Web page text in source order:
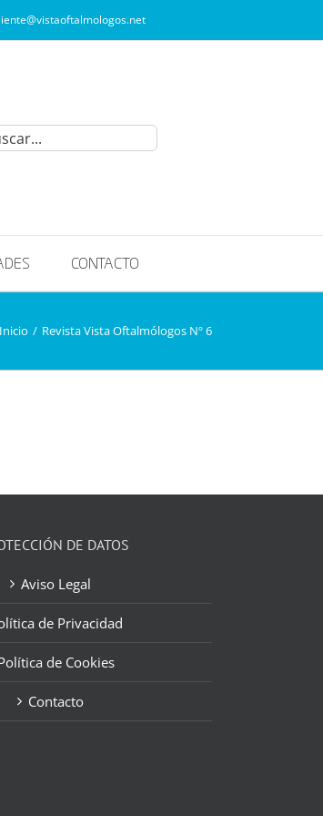
CONTACTO
Inicio / Revista Vista Oftalmólogos Nº 6
DE DATOS
Aviso Legal
de Privacidad
de Cookies
Contacto